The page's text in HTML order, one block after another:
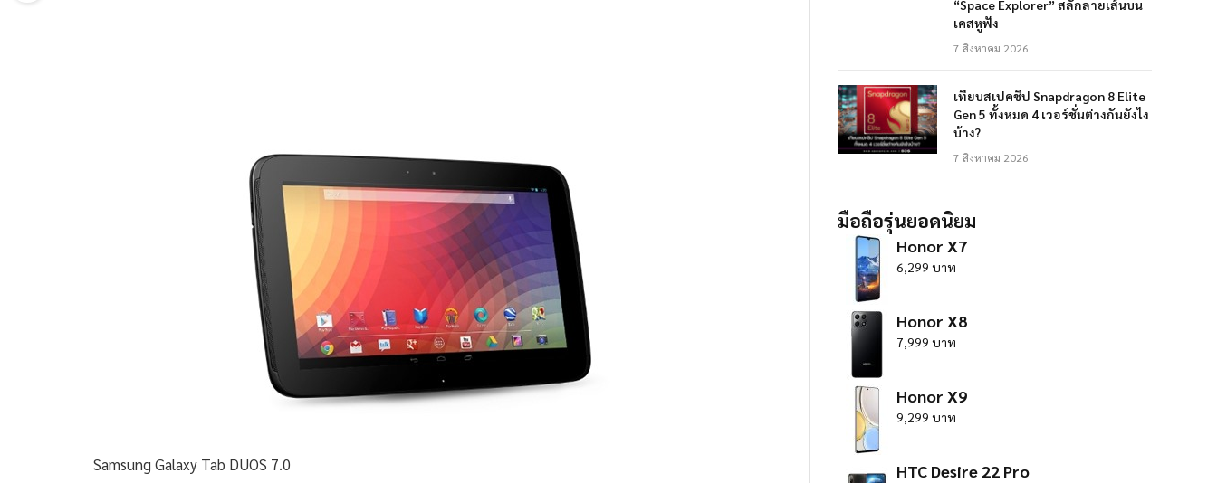
Samsung Galaxy Tab DUOS 7.0
“Space Explorer” สลักลายเส้นบน
เคสหูฟัง
7 สิงหาคม 2026
เทียบสเปคชิป Snapdragon 8 Elite
Gen 5 ทั้งหมด 4 เวอร์ชั่นต่างกันยังไง
บ้าง?
7 สิงหาคม 2026
มือถือรุ่นยอดนิยม
Honor X7
6,299 บาท
Honor X8
7,999 บาท
Honor X9
9,299 บาท
HTC Desire 22 Pro